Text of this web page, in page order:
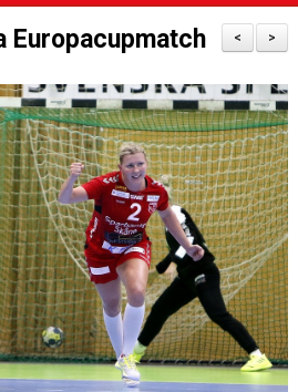
>
<
Europacupmatch